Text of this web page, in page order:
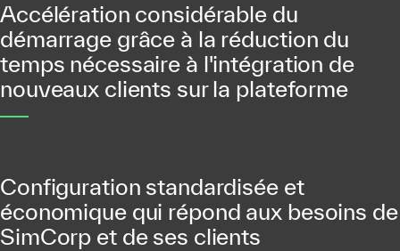
Accélération considérable du
démarrage grâce à la réduction du
temps nécessaire à l'intégration de
nouveaux clients sur la plateforme
Configuration standardisée et
économique qui répond aux besoins de
SimCorp et de ses clients